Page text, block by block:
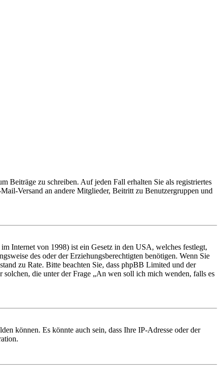
Beiträge zu schreiben. Auf jeden Fall erhalten Sie als registriertes
Versand an andere Mitglieder, Beitritt zu Benutzergruppen und
Internet von 1998) ist ein Gesetz in den USA, welches festlegt,
des oder der Erziehungsberechtigten benötigen. Wenn Sie
zu Rate. Bitte beachten Sie, dass phpBB Limited und der
die unter der Frage „An wen soll ich mich wenden, falls es
können. Es könnte auch sein, dass Ihre IP-Adresse oder der